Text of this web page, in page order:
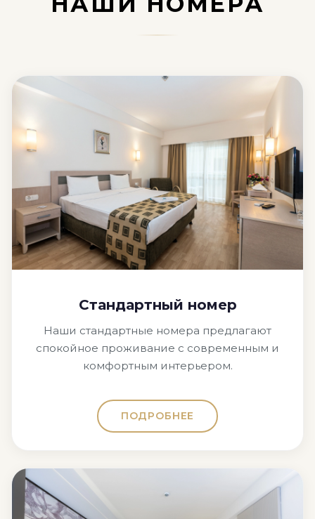
Стандартный номер
Наши стандартные номера предлагают
спокойное проживание с современным и
комфортным интерьером.
ПОДРОБНЕЕ